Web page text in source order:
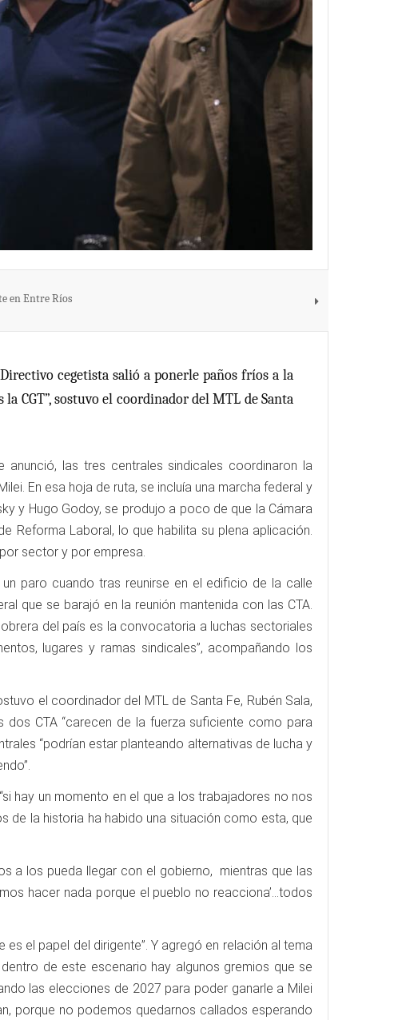
en Entre Ríos
cegetista salió a ponerle paños fríos a la
CGT”, sostuvo el coordinador del MTL de Santa
las tres centrales sindicales coordinaron la
En esa hoja de ruta, se incluía una marcha federal y
y Hugo Godoy, se produjo a poco de que la Cámara
Reforma Laboral, lo que habilita su plena aplicación.
sector y por empresa.
paro cuando tras reunirse en el edificio de la calle
que se barajó en la reunión mantenida con las CTA.
del país es la convocatoria a luchas sectoriales
lugares y ramas sindicales”, acompañando los
el coordinador del MTL de Santa Fe, Rubén Sala,
CTA “carecen de la fuerza suficiente como para
“podrían estar planteando alternativas de lucha y
hay un momento en el que a los trabajadores no nos
de la historia ha habido una situación como esta, que
a los pueda llegar con el gobierno, mientras que las
hacer nada porque el pueblo no reacciona’...todos
el papel del dirigente”. Y agregó en relación al tema
de este escenario hay algunos gremios que se
las elecciones de 2027 para poder ganarle a Milei
porque no podemos quedarnos callados esperando